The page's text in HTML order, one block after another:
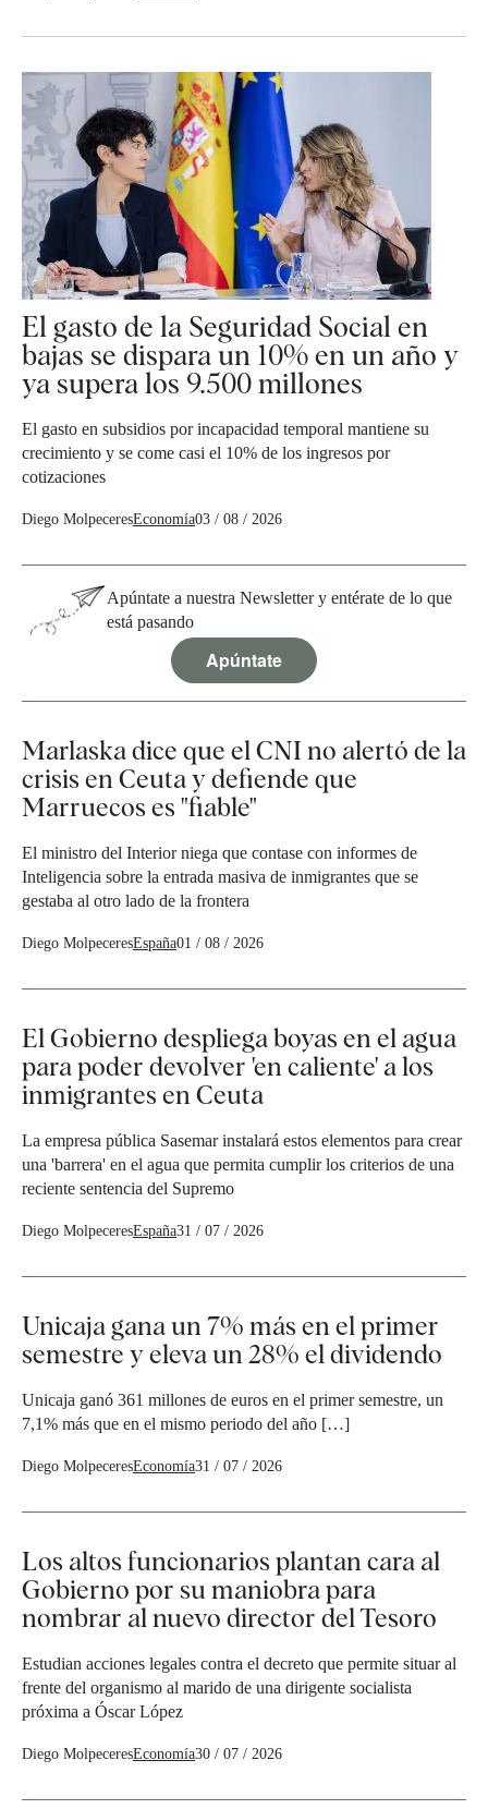
El gasto de la Seguridad Social en
bajas se dispara un 10% en un año y
ya supera los 9.500 millones
El gasto en subsidios por incapacidad temporal mantiene su
crecimiento y se come casi el 10% de los ingresos por
cotizaciones
Diego MolpeceresEconomía03 / 08 / 2026
Apúntate a nuestra Newsletter y entérate de lo que
está pasando
Apúntate
Marlaska dice que el CNI no alertó de la
crisis en Ceuta y defiende que
Marruecos es "fiable"
El ministro del Interior niega que contase con informes de
Inteligencia sobre la entrada masiva de inmigrantes que se
gestaba al otro lado de la frontera
Diego MolpeceresEspaña01 / 08 / 2026
El Gobierno despliega boyas en el agua
para poder devolver 'en caliente' a los
inmigrantes en Ceuta
La empresa pública Sasemar instalará estos elementos para crear
una 'barrera' en el agua que permita cumplir los criterios de una
reciente sentencia del Supremo
Diego MolpeceresEspaña31 / 07 / 2026
Unicaja gana un 7% más en el primer
semestre y eleva un 28% el dividendo
Unicaja ganó 361 millones de euros en el primer semestre, un
7,1% más que en el mismo periodo del año […]
Diego MolpeceresEconomía31 / 07 / 2026
Los altos funcionarios plantan cara al
Gobierno por su maniobra para
nombrar al nuevo director del Tesoro
Estudian acciones legales contra el decreto que permite situar al
frente del organismo al marido de una dirigente socialista
próxima a Óscar López
Diego MolpeceresEconomía30 / 07 / 2026